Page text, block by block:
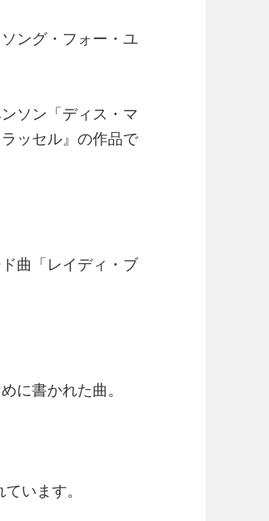
ング・フォー・ユ
ソン「ディス・マ
ッセル』の作品で
曲「レイディ・ブ
に書かれた曲。
います。